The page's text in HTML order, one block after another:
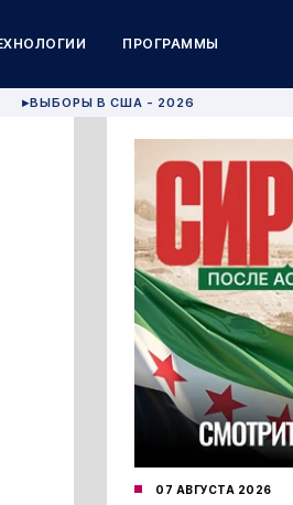
ПРОГРАММЫ
▶ВЫБОРЫ В США - 2026
07 АВГУСТА 2026